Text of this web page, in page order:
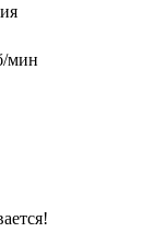
мин